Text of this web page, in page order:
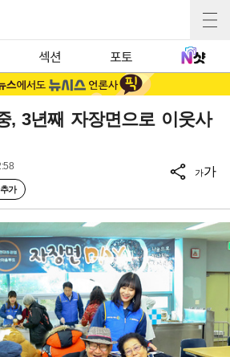
섹션 포토
, 3년째 자장면으로 이웃사
가
가가